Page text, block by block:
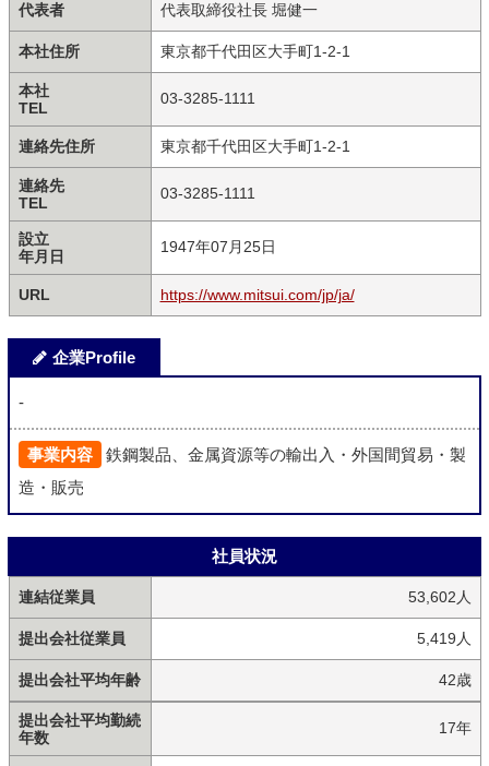
代表者 代表取締役社長 堀健一
本社住所 東京都千代田区大手町1-2-1
本社
TEL
03-3285-1111
連絡先住所 東京都千代田区大手町1-2-1
連絡先
TEL
03-3285-1111
設立
年月日
1947年07月25日
URL https://www.mitsui.com/jp/ja/
企業Profile
-
事業内容
鉄鋼製品、金属資源等の輸出入・外国間貿易・製
造・販売
社員状況
連結従業員 53,602人
提出会社従業員 5,419人
提出会社平均年齢 42歳
提出会社平均勤続
年数
17年